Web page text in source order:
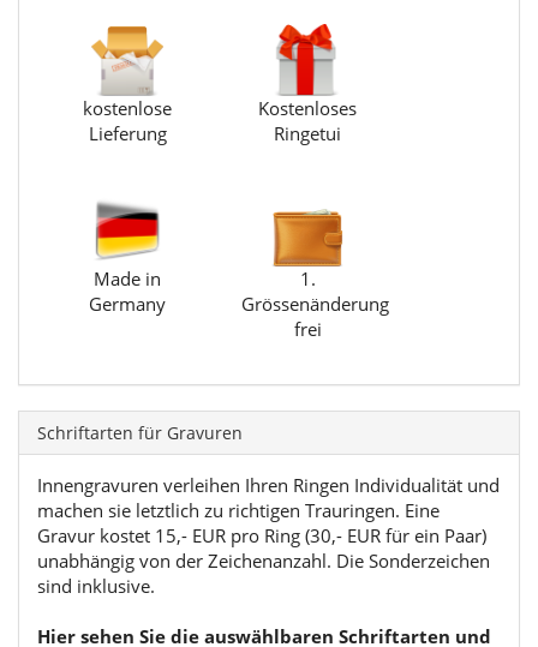
kostenlose
Lieferung
Kostenloses
Ringetui
Made in
Germany
1.
Grössenänderung
frei
Schriftarten für Gravuren
Innengravuren verleihen Ihren Ringen Individualität und
machen sie letztlich zu richtigen Trauringen. Eine
Gravur kostet 15,- EUR pro Ring (30,- EUR für ein Paar)
unabhängig von der Zeichenanzahl. Die Sonderzeichen
sind inklusive.
Hier sehen Sie die auswählbaren Schriftarten und